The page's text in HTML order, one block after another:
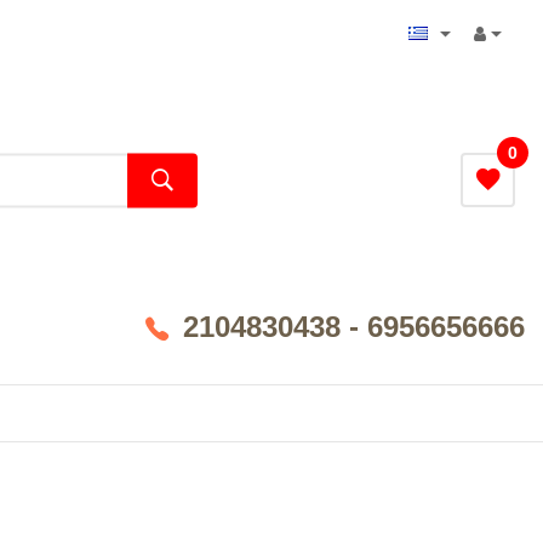
0
2104830438 - 6956656666